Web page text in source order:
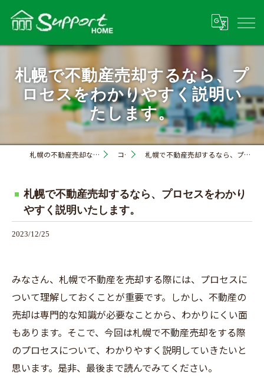
札幌で不動産売却するなら、プ
ロセスをわかりやすく説明い
たします。
札幌の不動産売却なら株式会社サポートホーム コラム 札幌で不動産売却するなら、プロセスをわかりやすく説明いたします。
札幌で不動産売却するなら、プロセスをわかり
やすく説明いたします。
2023/12/25
みなさん、札幌で不動産を売却する際には、プロセスに
ついて理解しておくことが重要です。しかし、不動産の
売却は専門的な知識が必要なことから、わかりにくい面
もあります。そこで、今回は札幌で不動産売却をする際
のプロセスについて、わかりやすく説明していきたいと
思います。是非、最後まで読んでみてください。